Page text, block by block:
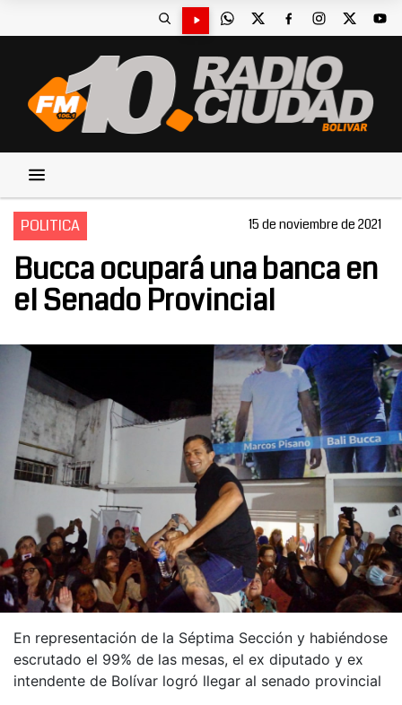
POLITICA 15 de noviembre de 2021
Bucca ocupará una banca en
el Senado Provincial
En representación de la Séptima Sección y habiéndose
escrutado el 99% de las mesas, el ex diputado y ex
intendente de Bolívar logró llegar al senado provincial